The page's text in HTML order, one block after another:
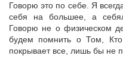
Говорю это по себе. Я
себя на большее, а
Говорю не о физическом
будем помнить о Том,
покрывает все, лишь бы не